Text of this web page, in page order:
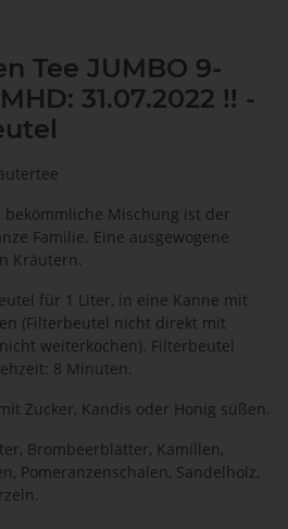
Tee JUMBO 9-
31.07.2022 !! -
bekömmliche Mischung ist der
Familie. Eine ausgewogene
Kräutern.
für 1 Liter, in eine Kanne mit
(Filterbeutel nicht direkt mit
weiterkochen). Filterbeutel
8 Minuten.
Zucker, Kandis oder Honig süßen.
Brombeerblätter, Kamillen,
Pomeranzenschalen, Sandelholz,